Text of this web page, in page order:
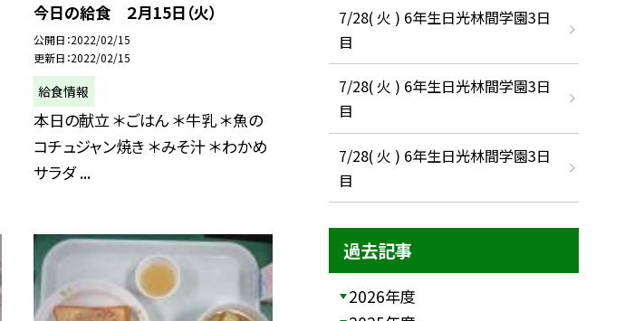
今日の給食 ２月15日（火）
公開日 2022/02/15
更新日 2022/02/15
給食情報
本日の献立 ＊ごはん ＊牛乳 ＊魚の
コチュジャン焼き ＊みそ汁 ＊わかめ
サラダ ...
7/28( 火 ) 6年生日光林間学園3日
目
7/28( 火 ) 6年生日光林間学園3日
目
7/28( 火 ) 6年生日光林間学園3日
目
過去記事
2026年度